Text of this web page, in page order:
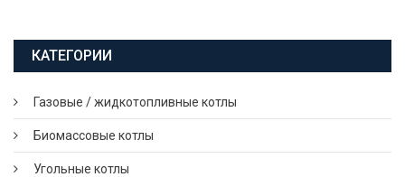
КАТЕГОРИИ
Газовые / жидкотопливные котлы
Биомассовые котлы
Угольные котлы